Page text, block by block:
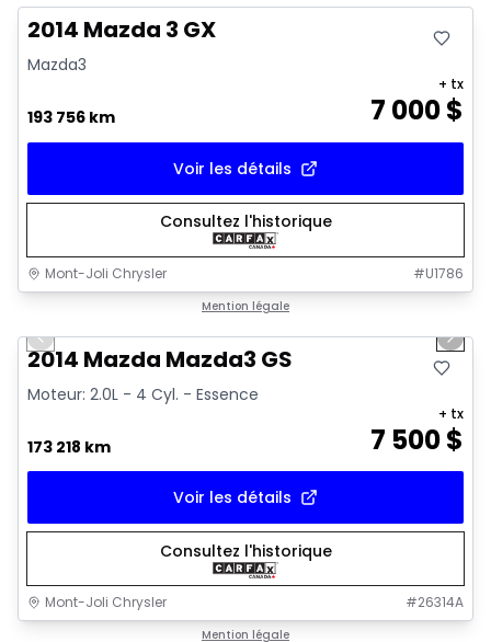
2014 Mazda 3 GX
Mazda3
193 756 km 7 000$
+ tx
Voir les détails
Consultez l'historique
Mont-Joli Chrysler #U1786
Mention légale
Previous slide Next
2014 Mazda Mazda3 GS
Moteur: 2.0L - 4 Cyl. - Essence
173 218 km 7 500$
+ tx
Voir les détails
Consultez l'historique
Mont-Joli Chrysler #26314A
Mention légale